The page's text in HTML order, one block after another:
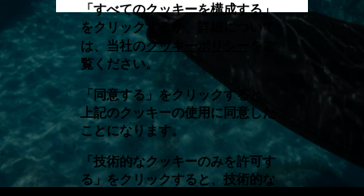
「すべてのクッキーを構成する」
をクリックするか、詳細について
は、当社のクッキーポリシー
覧ください。
「同意する」をクリックすると、
上記のクッキーの使用に同意した
ことになります。
「技術的なクッキーのみを許可す
る」をクリックすると、技術的な